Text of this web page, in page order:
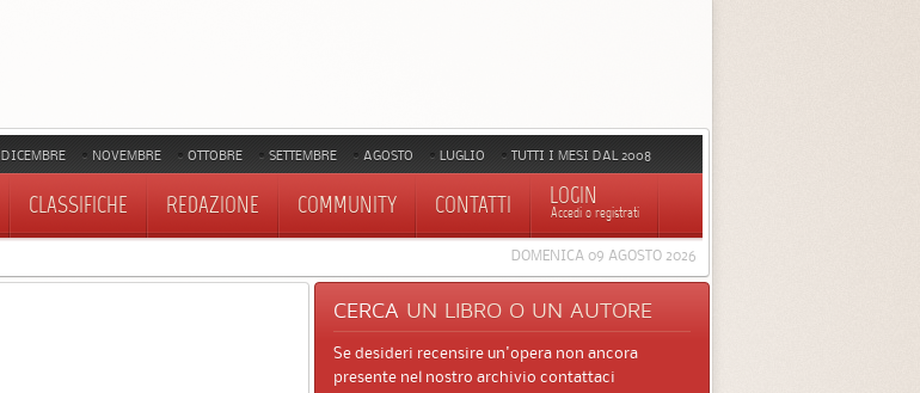
DICEMBRE NOVEMBRE OTTOBRE SETTEMBRE AGOSTO LUGLIO TUTTI I MESI DAL 2008
CLASSIFICHE REDAZIONE COMMUNITY CONTATTI LOGIN
Accedi o registrati
DOMENICA 09 AGOSTO 2026
CERCA UN LIBRO O UN AUTORE
Se desideri recensire un'opera non ancora
presente nel nostro archivio contattaci